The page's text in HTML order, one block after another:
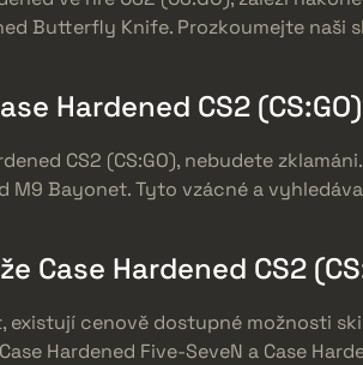
Butterfly Knife. Prozkoumejte
Hardened CS2
CS2 (CS:GO), nebudete
M9 Bayonet. Tyto vzácné a
Case Hardened CS2
cenově dostupné možnosti
Hardened Five-SeveN a Case